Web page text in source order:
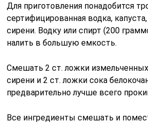
Для приготовления понадобится
сертифицированная водка,
сирени. Водку или спирт (200
налить в большую емкость.
Смешать 2 ст. ложки
сирени и 2 ст. ложки сока
предварительно лучше всего
Все ингредиенты смешать и